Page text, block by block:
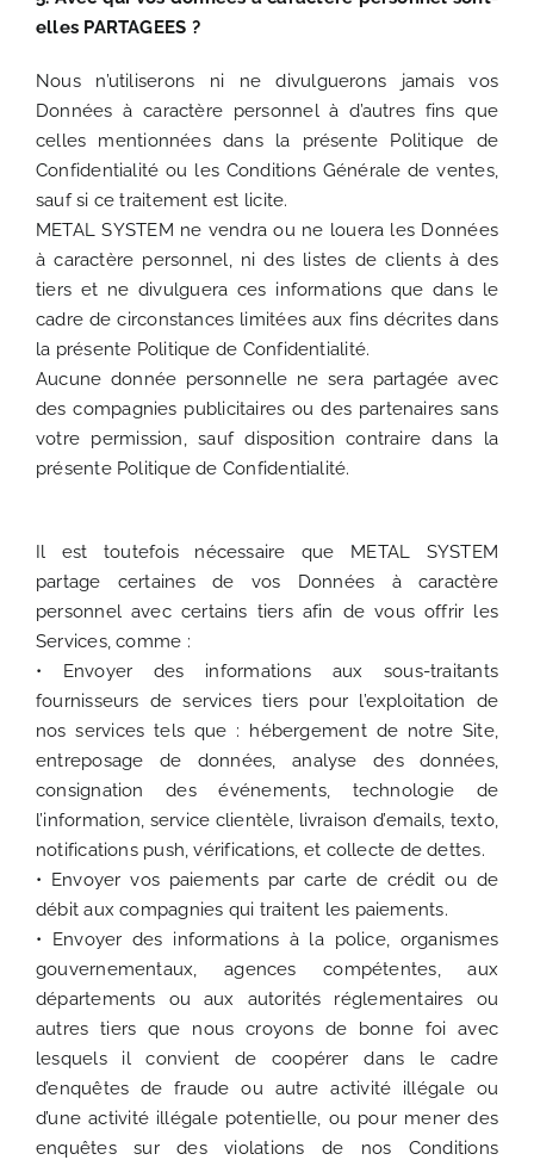
elles PARTAGEES ?
Nous n’utiliserons ni ne divulguerons jamais vos
Données à caractère personnel à d’autres fins que
celles mentionnées dans la présente Politique de
Confidentialité ou les Conditions Générale de ventes,
sauf si ce traitement est licite.
METAL SYSTEM ne vendra ou ne louera les Données
à caractère personnel, ni des listes de clients à des
tiers et ne divulguera ces informations que dans le
cadre de circonstances limitées aux fins décrites dans
la présente Politique de Confidentialité.
Aucune donnée personnelle ne sera partagée avec
des compagnies publicitaires ou des partenaires sans
votre permission, sauf disposition contraire dans la
présente Politique de Confidentialité.
Il est toutefois nécessaire que METAL SYSTEM
partage certaines de vos Données à caractère
personnel avec certains tiers afin de vous offrir les
Services, comme :
• Envoyer des informations aux sous-traitants
fournisseurs de services tiers pour l’exploitation de
nos services tels que : hébergement de notre Site,
entreposage de données, analyse des données,
consignation des événements, technologie de
l’information, service clientèle, livraison d’emails, texto,
notifications push, vérifications, et collecte de dettes.
• Envoyer vos paiements par carte de crédit ou de
débit aux compagnies qui traitent les paiements.
• Envoyer des informations à la police, organismes
gouvernementaux, agences compétentes, aux
départements ou aux autorités réglementaires ou
autres tiers que nous croyons de bonne foi avec
lesquels il convient de coopérer dans le cadre
d’enquêtes de fraude ou autre activité illégale ou
d’une activité illégale potentielle, ou pour mener des
enquêtes sur des violations de nos Conditions